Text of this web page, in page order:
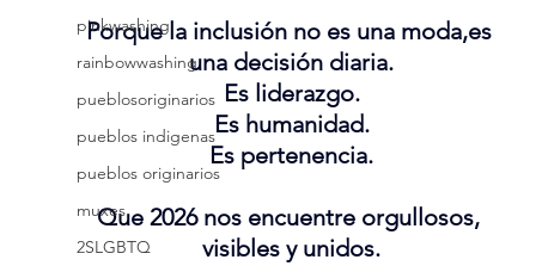
pinkwashing
rainbowwashing
pueblosoriginarios
pueblos indigenas
pueblos originarios
muxes
2SLGBTQ
Porque la inclusión no es una moda,es
una decisión diaria.
Es liderazgo.
Es humanidad.
Es pertenencia.
Que 2026 nos encuentre orgullosos,
visibles y unidos.